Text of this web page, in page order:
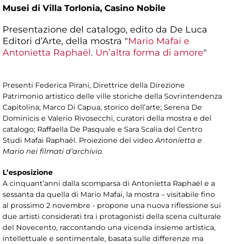
Musei di Villa Torlonia, Casino Nobile
Presentazione del catalogo, edito da De Luca
Editori d’Arte, della mostra "Mario Mafai e
Antonietta Raphaël. Un’altra forma di amore"
Presenti Federica Pirani, Direttrice della Direzione
Patrimonio artistico delle ville storiche della Sovrintendenza
Capitolina; Marco Di Capua, storico dell’arte; Serena De
Dominicis e Valerio Rivosecchi, curatori della mostra e del
catalogo; Raffaella De Pasquale e Sara Scalia del Centro
Studi Mafai Raphaël. Proiezione del videoAntonietta e
Mario nei filmati d’archivio.
L’esposizione
A cinquant’anni dalla scomparsa di Antonietta Raphaël e a
sessanta da quella di Mario Mafai, la mostra – visitabile fino
al prossimo 2 novembre - propone una nuova riflessione sui
due artisti considerati tra i protagonisti della scena culturale
del Novecento, raccontando una vicenda insieme artistica,
intellettuale e sentimentale, basata sulle differenze ma